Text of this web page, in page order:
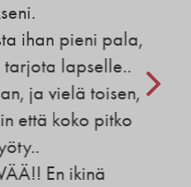
ihan pieni pala,
lapselle..
ja vielä toisen,
että koko pitko
En ikinä